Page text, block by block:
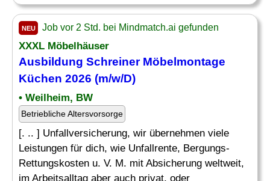
NEU Job vor 2 Std. bei Mindmatch.ai gefunden
XXXL Möbelhäuser
Ausbildung Schreiner Möbelmontage
Küchen 2026 (m/w/D)
• Weilheim, BW
Betriebliche Altersvorsorge
[. .. ] Unfallversicherung, wir übernehmen viele
Leistungen für dich, wie Unfallrente, Bergungs-
Rettungskosten u. V. M. mit Absicherung weltweit,
im Arbeitsalltag aber auch privat, oder